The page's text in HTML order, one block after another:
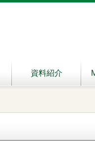
資料紹介